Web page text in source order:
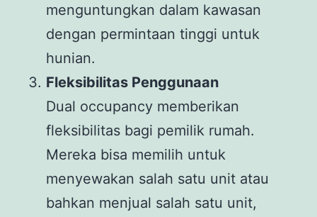
menguntungkan dalam kawasan
dengan permintaan tinggi untuk
hunian.
Fleksibilitas Penggunaan
Dual occupancy memberikan
fleksibilitas bagi pemilik rumah.
Mereka bisa memilih untuk
menyewakan salah satu unit atau
bahkan menjual salah satu unit,